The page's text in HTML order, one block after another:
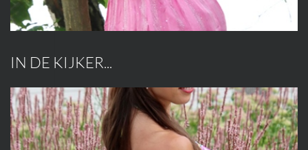
IN DE KIJKER...